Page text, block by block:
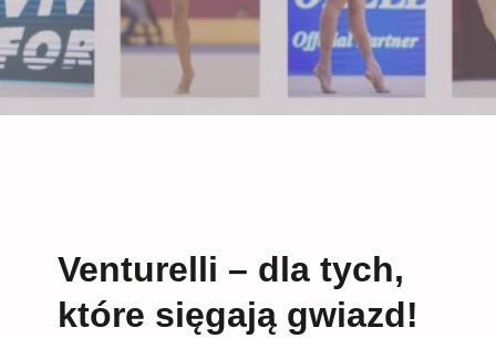
Venturelli – dla tych,
które sięgają gwiazd!